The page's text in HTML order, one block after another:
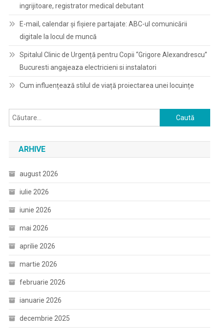
ingrijitoare, registrator medical debutant
E-mail, calendar şi fişiere partajate: ABC-ul comunicării
digitale la locul de muncă
Spitalul Clinic de Urgență pentru Copii “Grigore Alexandrescu”
Bucuresti angajeaza electricieni si instalatori
Cum influențează stilul de viață proiectarea unei locuințe
Caută
după:
ARHIVE
august 2026
iulie 2026
iunie 2026
mai 2026
aprilie 2026
martie 2026
februarie 2026
ianuarie 2026
decembrie 2025